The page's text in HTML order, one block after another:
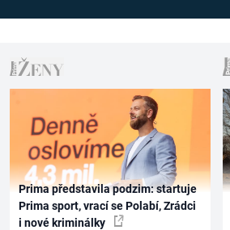
Prima představila podzim: startuje
Prima sport, vrací se Polabí, Zrádci
i nové kriminálky